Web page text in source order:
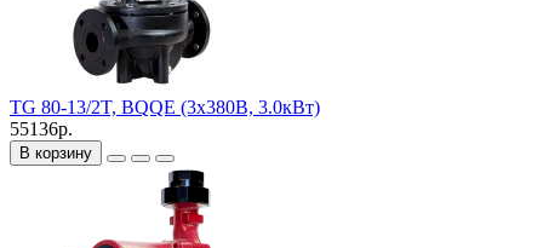
TG 80-13/2T, BQQE (3х380В, 3.0кВт)
55136р.
В корзину